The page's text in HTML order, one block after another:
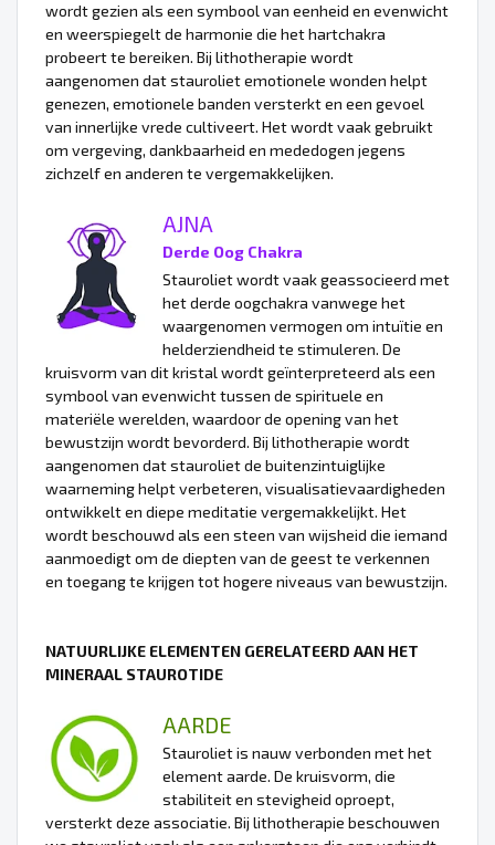
wordt gezien als een symbool van eenheid en evenwicht
en weerspiegelt de harmonie die het hartchakra
probeert te bereiken. Bij lithotherapie wordt
aangenomen dat stauroliet emotionele wonden helpt
genezen, emotionele banden versterkt en een gevoel
van innerlijke vrede cultiveert. Het wordt vaak gebruikt
om vergeving, dankbaarheid en mededogen jegens
zichzelf en anderen te vergemakkelijken.
AJNA
Derde Oog Chakra
Stauroliet wordt vaak geassocieerd met
het derde oogchakra vanwege het
waargenomen vermogen om intuïtie en
helderziendheid te stimuleren. De
kruisvorm van dit kristal wordt geïnterpreteerd als een
symbool van evenwicht tussen de spirituele en
materiële werelden, waardoor de opening van het
bewustzijn wordt bevorderd. Bij lithotherapie wordt
aangenomen dat stauroliet de buitenzintuiglijke
waarneming helpt verbeteren, visualisatievaardigheden
ontwikkelt en diepe meditatie vergemakkelijkt. Het
wordt beschouwd als een steen van wijsheid die iemand
aanmoedigt om de diepten van de geest te verkennen
en toegang te krijgen tot hogere niveaus van bewustzijn.
NATUURLIJKE ELEMENTEN GERELATEERD AAN HET
MINERAAL STAUROTIDE
AARDE
Stauroliet is nauw verbonden met het
element aarde. De kruisvorm, die
stabiliteit en stevigheid oproept,
versterkt deze associatie. Bij lithotherapie beschouwen